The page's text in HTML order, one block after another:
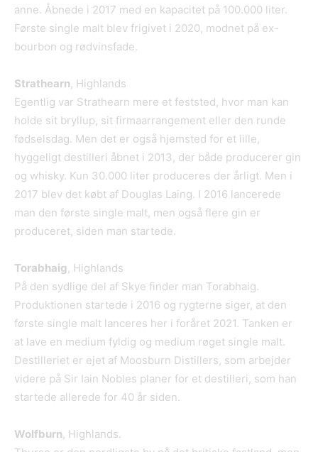
anne. Åbnede i 2017 med en kapacitet på 100.000 liter.
Første single malt blev frigivet i 2020, modnet på ex-
bourbon og rødvinsfade.
Strathearn, Highlands
Egentlig var Strathearn mere et feststed, hvor man kan
holde sit bryllup, sit firmaarrangement eller den runde
fødselsdag. Men det er også hjemsted for et lille,
hyggeligt destilleri åbnet i 2013, der både producerer gin
og whisky. Kun 30.000 liter produceres der årligt. Men i
2017 blev det købt af Douglas Laing. I 2016 lancerede
man den første single malt, men også flere gin er
produceret, siden man startede.
Torabhaig, Highlands
På den sydlige del af Skye finder man Torabhaig.
Produktionen startede i 2016 og rygterne siger, at den
første single malt lanceres her i foråret 2021. Tanken er
at lave en medium fyldig og medium røget single malt.
Destilleriet er ejet af Moosburn Distillers, som arbejder
videre på Sir Iain Nobles planer for et destilleri, som han
startede allerede for 40 år siden.
Wolfburn, Highlands.